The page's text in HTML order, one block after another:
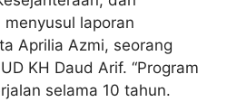
laporan
Aprilia Azmi, seorang
KH Daud Arif. “Program
selama 10 tahun.